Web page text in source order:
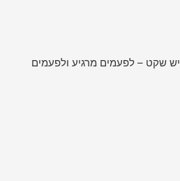
יש שקט – לפעמים מרגיע ולפעמים